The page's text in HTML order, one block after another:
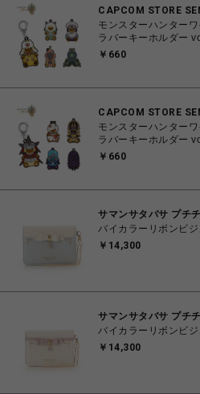
CAPCOM STORE
モンスターハンターワイルズ オトモアイ
ラバーキーホルダー
￥660
CAPCOM STORE
モンスターハンターワイルズ オトモアイ
ラバーキーホルダー
￥660
サマンサタバサ プチ
バイカラーリボンビ
￥14,300
サマンサタバサ プチ
バイカラーリボンビ
￥14,300